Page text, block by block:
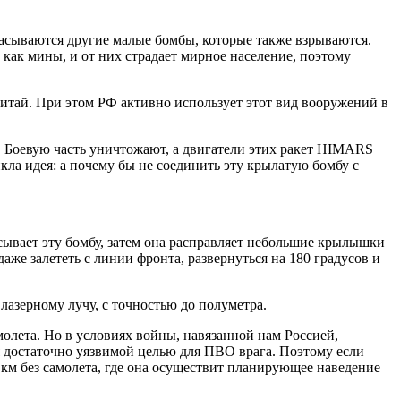
другие малые бомбы, которые также взрываются.
мины, и от них страдает мирное население, поэтому
При этом РФ активно использует этот вид вооружений в
часть уничтожают, а двигатели этих ракет HIMARS
идея: а почему бы не соединить эту крылатую бомбу с
эту бомбу, затем она расправляет небольшие крылышки
залететь с линии фронта, развернуться на 180 градусов и
лучу, с точностью до полуметра.
Но в условиях войны, навязанной нам Россией,
уязвимой целью для ПВО врага. Поэтому если
без самолета, где она осуществит планирующее наведение